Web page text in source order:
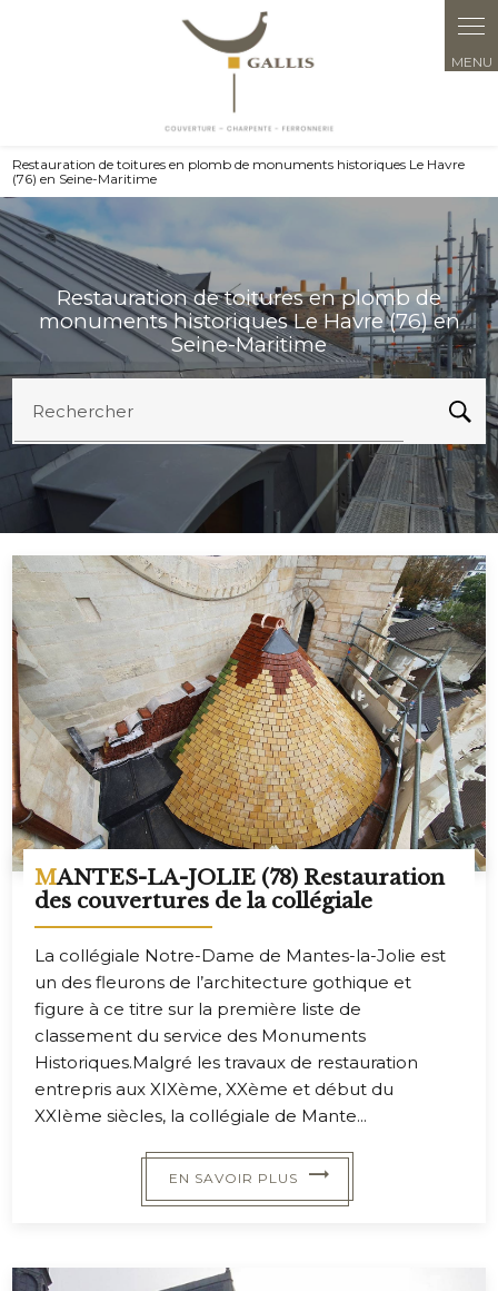
Restauration de toitures en plomb de monuments historiques Le Havre
(76) en Seine-Maritime
Restauration de toitures en plomb de
monuments historiques Le Havre (76) en
Seine-Maritime
Rechercher
MANTES-LA-JOLIE (78) Restauration
des couvertures de la collégiale
La collégiale Notre-Dame de Mantes-la-Jolie est
un des fleurons de l’architecture gothique et
figure à ce titre sur la première liste de
classement du service des Monuments
Historiques.Malgré les travaux de restauration
entrepris aux XIXème, XXème et début du
XXIème siècles, la collégiale de Mante...
EN SAVOIR PLUS
Panneau de gestion des cookies